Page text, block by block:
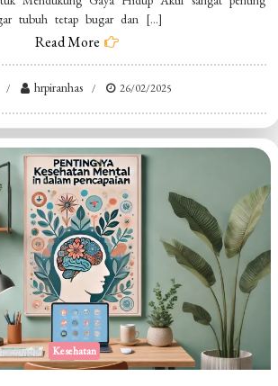
tubuh tetap bugar dan […]
Read More
Baik
hrpiranhas 26/02/2025
Kesehatan